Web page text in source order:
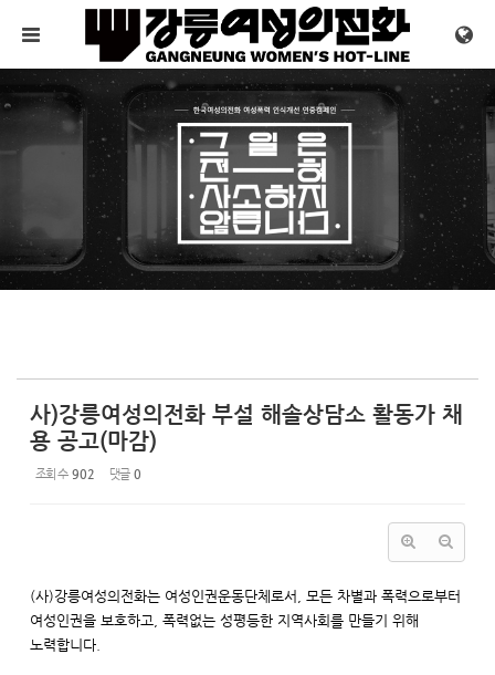
메뉴 건너뛰기
사)강릉여성의전화 부설 해솔상담소 활동가 채
용 공고(마감)
조회 수 902 댓글 0
(사)강릉여성의전화는 여성인권운동단체로서, 모든 차별과 폭력으로부터
여성인권을 보호하고, 폭력없는 성평등한 지역사회를 만들기 위해
노력합니다.